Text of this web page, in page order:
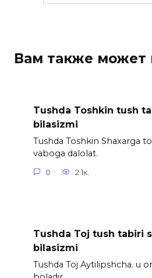
Вам также может
Tushda Toshkin tush
bilasizmi
Tushda Toshkin Shaxarga
vaboga dalolat.
0 2.1к.
Tushda Toj tush tabiri
bilasizmi
Tushda Toj Aytilipshcha. u